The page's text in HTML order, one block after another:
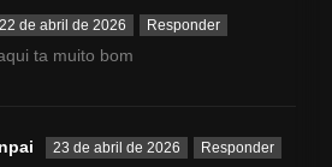
22 de abril de 2026 Responder
ta muito bom
23 de abril de 2026 Responder